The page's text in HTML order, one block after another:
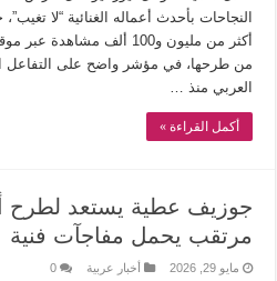
النجاحات بأحدث أعماله الغنائية “لا
أكثر من مليون و100 ألف
من طرحها، في مؤشر واضح على التفاعل
العربي منذ …
أكمل القراءة »
جوزيف عطية يستعد لطرح
مرتقب يحمل مفاجآت فنية
مايو 29, 2026 أخبار عربية 0